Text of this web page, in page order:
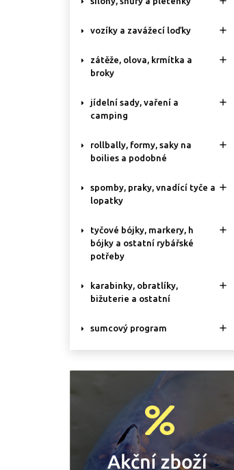
vozíky a zavážecí loďky 
zátěže, olova, krmítka a
broky

jídelní sady, vaření a
camping

rollbally, formy, saky na
boilies a podobné

spomby, praky, vnadící tyče a
lopatky

tyčové bójky, markery, h
bójky a ostatní rybářské
potřeby

karabinky, obratlíky,
bižuterie a ostatní

sumcový program 